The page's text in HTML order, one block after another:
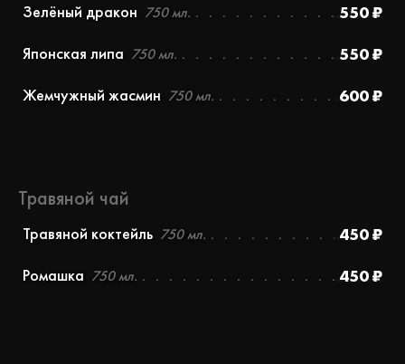
Зелёный дракон 750 мл.
550 ₽
Японская липа 750 мл.
550 ₽
Жемчужный жасмин 750 мл. 600 ₽
Травяной чай
Травяной коктейль 750 мл.
450 ₽
Ромашка 750 мл. 450 ₽